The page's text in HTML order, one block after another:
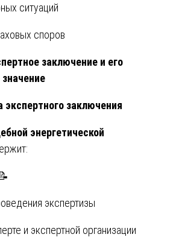
ситуаций
споров
заключение и его
экспертного заключения
энергетической
экспертизы
и экспертной организации